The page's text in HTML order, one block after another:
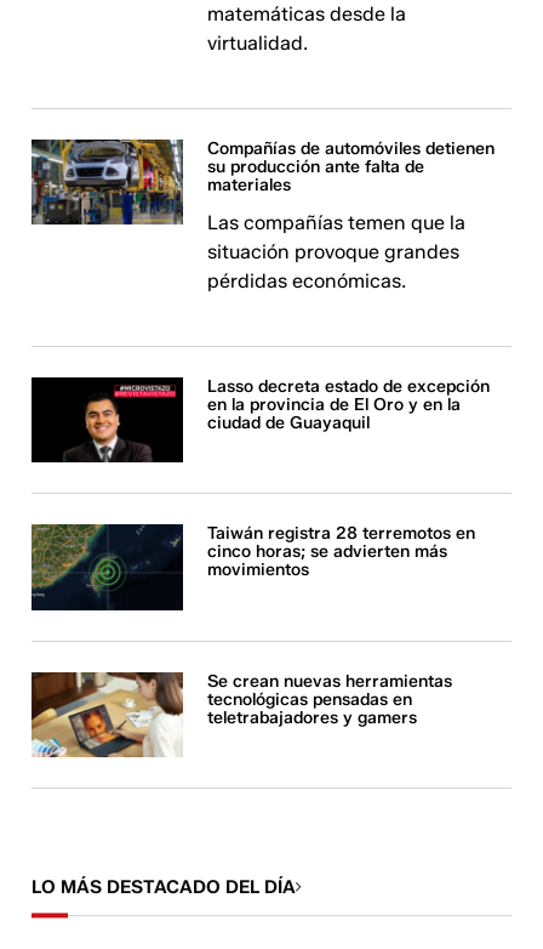
matemáticas desde la
virtualidad.
Compañías de automóviles detienen
su producción ante falta de
materiales
Las compañías temen que la
situación provoque grandes
pérdidas económicas.
Lasso decreta estado de excepción
en la provincia de El Oro y en la
ciudad de Guayaquil
Taiwán registra 28 terremotos en
cinco horas; se advierten más
movimientos
Se crean nuevas herramientas
tecnológicas pensadas en
teletrabajadores y gamers
LO MÁS DESTACADO DEL DÍA